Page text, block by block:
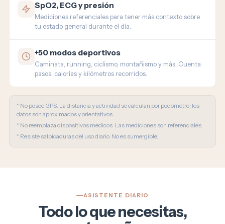
SpO2, ECG y presión
Mediciones referenciales para tener más contexto sobre
tu estado general durante el día.
+50 modos deportivos
Caminata, running, ciclismo, montañismo y más. Cuenta
pasos, calorías y kilómetros recorridos.
* No posee GPS. La distancia y actividad se calculan por podometro; los
datos son aproximados y orientativos.
* No reemplaza dispositivos medicos. Las mediciones son referenciales.
* Resiste salpicaduras del uso diario. No es sumergible.
ASISTENTE DIARIO
Todo lo que necesitas,